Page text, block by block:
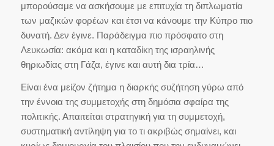
μπορούσαμε να ασκήσουμε με επιτυχία τη διπλωματία
των μαζικών φορέων και έτσι να κάνουμε την Κύπρο πιο
δυνατή. Δεν έγινε. Παράδειγμα πιο πρόσφατο στη
Λευκωσία: ακόμα και η καταδίκη της ισραηλινής
θηριωδίας στη Γάζα, έγινε και αυτή δια τρία…
Είναι ένα μείζον ζήτημα η διαρκής συζήτηση γύρω από
την έννοια της συμμετοχής στη δημόσια σφαίρα της
πολιτικής. Απαιτείται στρατηγική για τη συμμετοχή,
συστηματική αντίληψη για το τι ακριβώς σημαίνει, και